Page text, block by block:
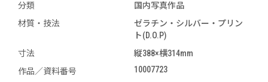
分類
国内写真作品
材質・技法
ゼラチン・シルバー・プリン
ト(D.O.P)
寸法
縦388×横314mm
作品／資料番号
10007723